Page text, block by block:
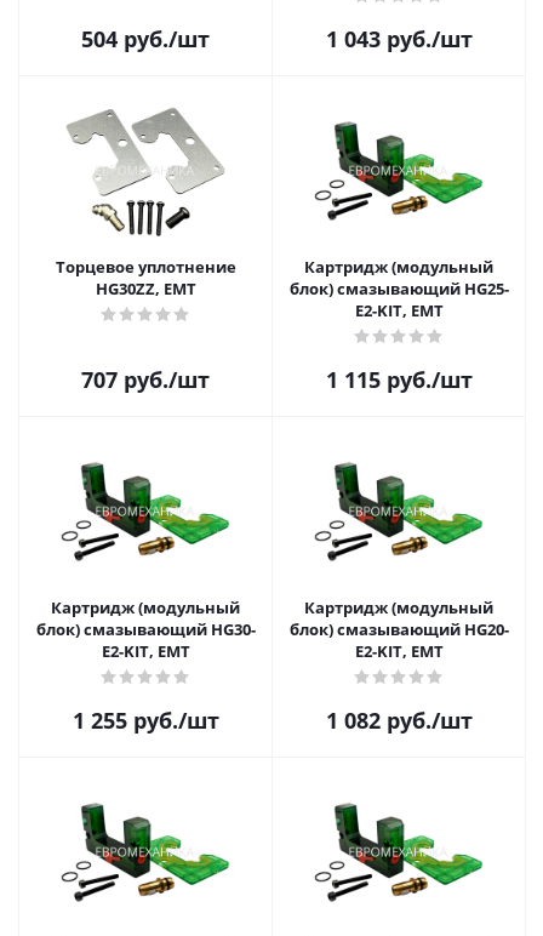
504 руб./шт 1 043руб./шт
Торцевое уплотнение
HG30ZZ, EMT
707 руб./шт
Картридж (модульный
блок) смазывающий HG25-
E2-KIT, EMT
1 115руб./шт
Картридж (модульный
блок) смазывающий HG30-
E2-KIT, EMT
1 255руб./шт
Картридж (модульный
блок) смазывающий HG20-
E2-KIT, EMT
1 082руб./шт